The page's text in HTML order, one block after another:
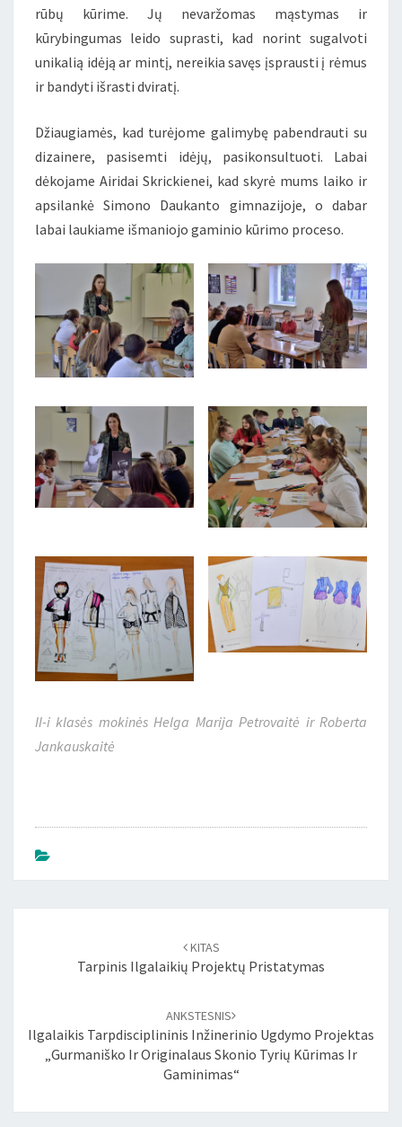
rūbų kūrime. Jų nevaržomas mąstymas ir
kūrybingumas leido suprasti, kad norint sugalvoti
unikalią idėją ar mintį, nereikia savęs įsprausti į rėmus
ir bandyti išrasti dviratį.
Džiaugiamės, kad turėjome galimybę pabendrauti su
dizainere, pasisemti idėjų, pasikonsultuoti. Labai
dėkojame Airidai Skrickienei, kad skyrė mums laiko ir
apsilankė Simono Daukanto gimnazijoje, o dabar
labai laukiame išmaniojo gaminio kūrimo proceso.
II-i klasės mokinės Helga Marija Petrovaitė ir Roberta
Jankauskaitė
KITAS
Tarpinis Ilgalaikių Projektų Pristatymas
ANKSTESNIS
Ilgalaikis Tarpdisciplininis Inžinerinio Ugdymo Projektas
„Gurmaniško Ir Originalaus Skonio Tyrių Kūrimas Ir
Gaminimas“